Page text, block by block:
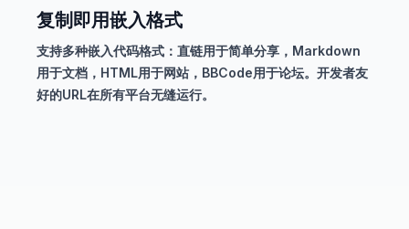
复制即用嵌入格式
支持多种嵌入代码格式：直链用于简单分享，Markdown
用于文档，HTML用于网站，BBCode用于论坛。开发者友
好的URL在所有平台无缝运行。